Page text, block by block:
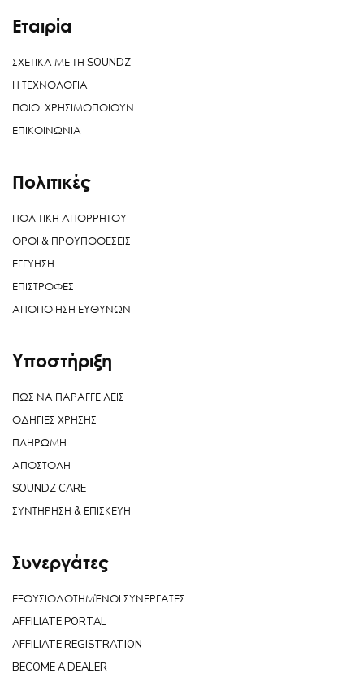
Εταιρία
ΣΧΕΤΙΚΑ ΜΕ ΤΗ SOUNDZ
Η ΤΕΧΝΟΛΟΓΙΑ
ΠΟΙΟΙ ΧΡΗΣΙΜΟΠΟΙΟΥΝ
ΕΠΙΚΟΙΝΩΝΙΑ
Πολιτικές
ΠΟΛΙΤΙΚΗ ΑΠΟΡΡΗΤΟΥ
ΟΡΟΙ & ΠΡΟΥΠΟΘΕΣΕΙΣ
ΕΓΓΥΗΣΗ
ΕΠΙΣΤΡΟΦΕΣ
ΑΠΟΠΟΙΗΣΗ ΕΥΘΥΝΩΝ
Υποστήριξη
ΠΩΣ ΝΑ ΠΑΡΑΓΓΕΙΛΕΙΣ
ΟΔΗΓΙΕΣ ΧΡΗΣΗΣ
ΠΛΗΡΩΜΗ
ΑΠΟΣΤΟΛΗ
SOUNDZ CARE
ΣΥΝΤΗΡΗΣΗ & ΕΠΙΣΚΕΥΗ
Συνεργάτες
ΕΞΟΥΣΙΟΔΟΤΗΜΈΝΟΙ ΣΥΝΕΡΓΑΤΕΣ
AFFILIATE PORTAL
AFFILIATE REGISTRATION
BECOME A DEALER